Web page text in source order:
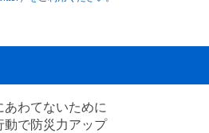
あわてないために
動で防災力アップ